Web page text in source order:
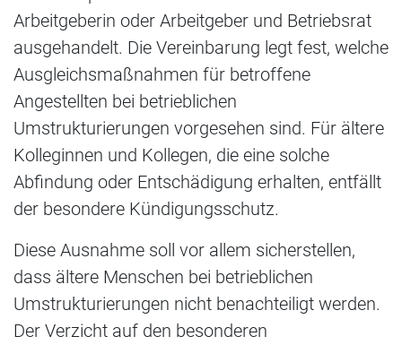
Arbeitgeberin oder Arbeitgeber und Betriebsrat
ausgehandelt. Die Vereinbarung legt fest, welche
Ausgleichsmaßnahmen für betroffene
Angestellten bei betrieblichen
Umstrukturierungen vorgesehen sind. Für ältere
Kolleginnen und Kollegen, die eine solche
Abfindung oder Entschädigung erhalten, entfällt
der besondere Kündigungsschutz.
Diese Ausnahme soll vor allem sicherstellen,
dass ältere Menschen bei betrieblichen
Umstrukturierungen nicht benachteiligt werden.
Der Verzicht auf den besonderen